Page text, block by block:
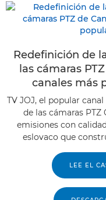
Redefinición de
las cámaras
canales más
TV JOJ, el popular
de las cámaras PTZ
emisiones con
eslovaco que
LEE EL